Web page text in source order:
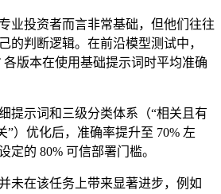
业投资者而言非常基础，但他们往往
的判断逻辑。在前沿模型测试中，
各版本在使用基础提示词时平均准确
提示词和三级分类体系（“相关且有
”）优化后，准确率提升至 70% 左
定的 80% 可信部署门槛。
未在该任务上带来显著进步，例如